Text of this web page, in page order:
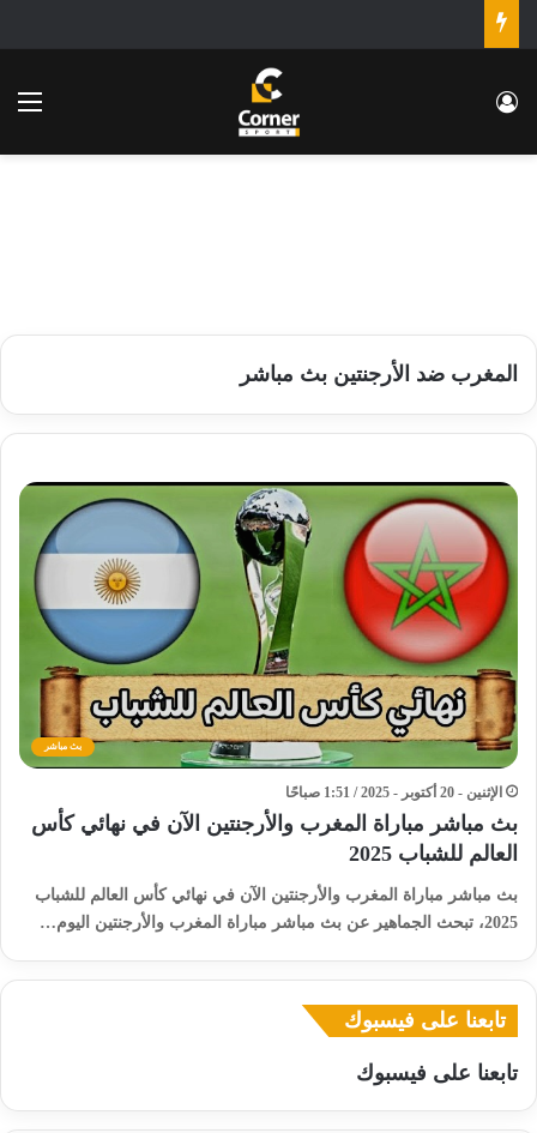
تسجيل الدخول
المغرب ضد الأرجنتين بث مباشر
بث مباشر
الإثنين - 20 أكتوبر - 2025 / 1:51 صباحًا
بث مباشر مباراة المغرب والأرجنتين الآن في نهائي كأس
العالم للشباب 2025
بث مباشر مباراة المغرب والأرجنتين الآن في نهائي كأس العالم للشباب
2025، تبحث الجماهير عن بث مباشر مباراة المغرب والأرجنتين اليوم…
تابعنا على فيسبوك
تابعنا على فيسبوك